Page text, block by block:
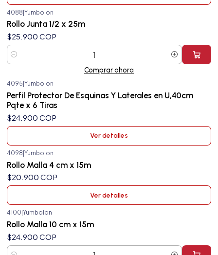
4088|Yumbolon
Rollo Junta 1/2 x 25m
$25.900 COP
Cantidad
Comprar ahora
Agotado
4095 Yumbolon
Perfil Protector De Esquinas Y Laterales en U,40cm
Pqte x 6 Tiras
$24.900 COP
Ver detalles
Agotado
4098 Yumbolon
Rollo Malla 4 cm x 15m
$20.900 COP
Ver detalles
4100 Yumbolon
Rollo Malla 10 cm x 15m
$24.900 COP